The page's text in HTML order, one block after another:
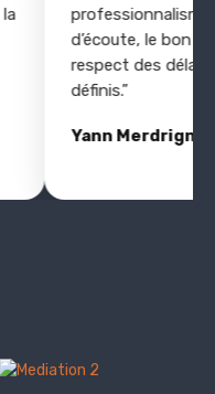
professionnalisme,
d’écoute, le bon
respect des délais
définis.”
Yann Merdrignac